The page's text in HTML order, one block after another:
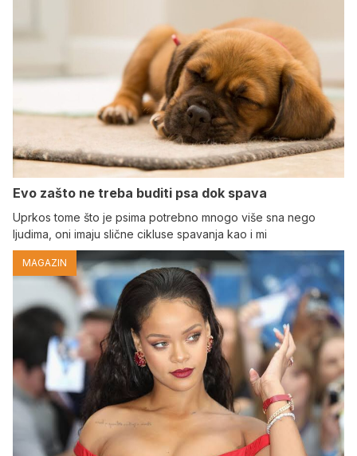
Evo zašto ne treba buditi psa dok spava
Uprkos tome što je psima potrebno mnogo više sna nego
ljudima, oni imaju slične cikluse spavanja kao i mi
MAGAZIN